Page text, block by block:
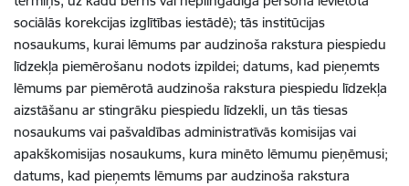
sociālās korekcijas izglītības iestādē); tās institūcijas
nosaukums, kurai lēmums par audzinoša rakstura piespiedu
līdzekļa piemērošanu nodots izpildei; datums, kad pieņemts
lēmums par piemērotā audzinoša rakstura piespiedu līdzekļa
aizstāšanu ar stingrāku piespiedu līdzekli, un tās tiesas
nosaukums vai pašvaldības administratīvās komisijas vai
apakškomisijas nosaukums, kura minēto lēmumu pieņēmusi;
datums, kad pieņemts lēmums par audzinoša rakstura